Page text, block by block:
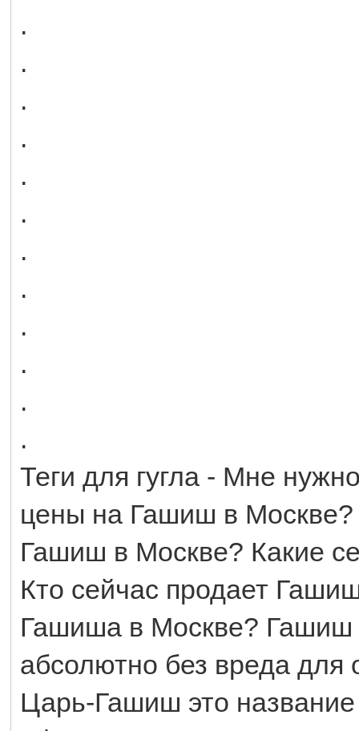
.
.
.
.
.
.
.
.
.
.
.
.
Теги для гугла - Мне
цены на Гашиш в
Гашиш в Москве? Какие
Кто сейчас продает
Гашиша в Москве? Гашиш
абсолютно без вреда для
Царь-Гашиш это